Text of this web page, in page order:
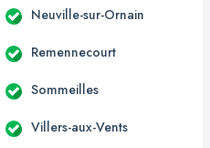
Neuville-sur-Ornain
Remennecourt
Sommeilles
Villers-aux-Vents